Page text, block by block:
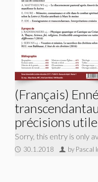
(Français)
précisions
Sorry, this entry is only
30.1.2018 by Pascal